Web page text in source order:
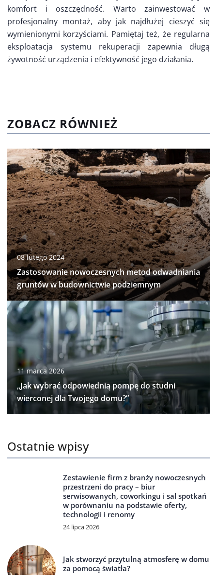
komfort i oszczędność. Warto zainwestować w
profesjonalny montaż, aby jak najdłużej cieszyć się
wymienionymi korzyściami. Pamiętaj też, że regularna
eksploatacja systemu rekuperacji zapewnia długą
żywotność urządzenia i efektywność jego działania.
ZOBACZ RÓWNIEŻ
08 lutego 2024
Zastosowanie nowoczesnych metod odwadniania
gruntów w budownictwie podziemnym
11 marca 2026
„Jak wybrać odpowiednią pompę do studni
wierconej dla Twojego domu?”
Ostatnie wpisy
Zestawienie firm z branży nowoczesnych
przestrzeni do pracy – biur
serwisowanych, coworkingu i sal spotkań
w porównaniu na podstawie oferty,
technologii i renomy
24 lipca 2026
Jak stworzyć przytulną atmosferę w domu
za pomocą światła?